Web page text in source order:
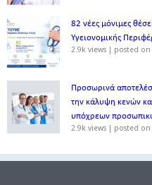
82 νέες μόνιμες
Υγειονομικής
2.9k views | posted on
Προσωρινά
την κάλυψη κενών
υπόχρεων
2.9k views | posted on